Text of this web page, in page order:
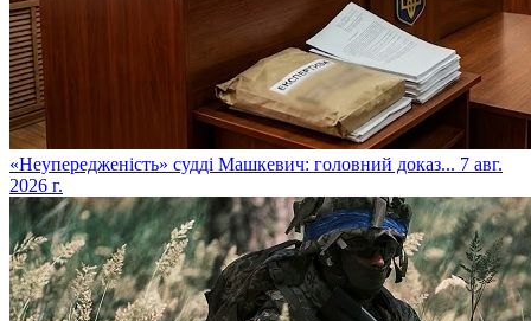
​«Неупередженість» судді Машкевич: головний доказ... 7 авг.
2026 г.